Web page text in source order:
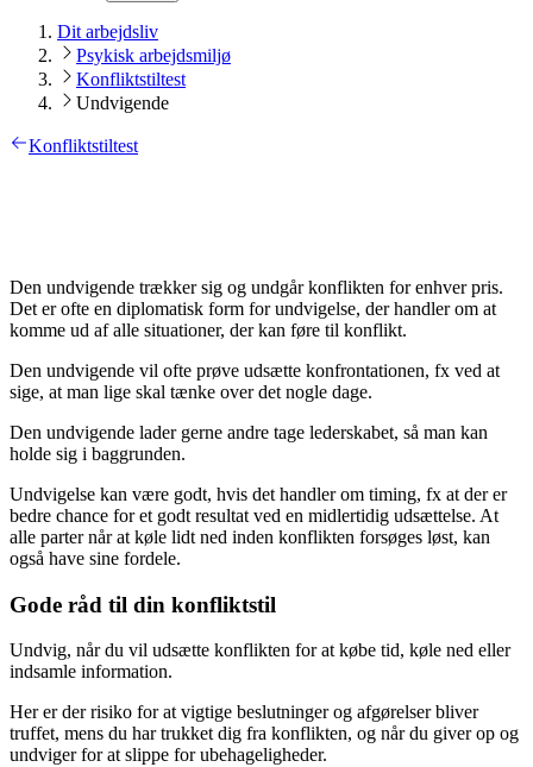
Dit arbejdsliv
Psykisk arbejdsmiljø
Konfliktstiltest
Undvigende
Konfliktstiltest
Den undvigende trækker sig og undgår konflikten for enhver pris.
Det er ofte en diplomatisk form for undvigelse, der handler om at
komme ud af alle situationer, der kan føre til konflikt.
Den undvigende vil ofte prøve udsætte konfrontationen, fx ved at
sige, at man lige skal tænke over det nogle dage.
Den undvigende lader gerne andre tage lederskabet, så man kan
holde sig i baggrunden.
Undvigelse kan være godt, hvis det handler om timing, fx at der er
bedre chance for et godt resultat ved en midlertidig udsættelse. At
alle parter når at køle lidt ned inden konflikten forsøges løst, kan
også have sine fordele.
Gode råd til din konfliktstil
Undvig, når du vil udsætte konflikten for at købe tid, køle ned eller
indsamle information.
Her er der risiko for at vigtige beslutninger og afgørelser bliver
truffet, mens du har trukket dig fra konflikten, og når du giver op og
undviger for at slippe for ubehageligheder.